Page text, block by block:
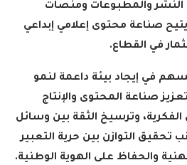
النشر والمطبوعات ومنصات
يتيح صناعة محتوى إعلامي إبداعي
في القطاع.
في إيجاد بيئة داعمة لنمو
صناعة المحتوى والإنتاج
الفكرية، وترسيخ الثقة بين وسائل
تحقيق التوازن بين حرية التعبير
والحفاظ على الهوية الوطنية.